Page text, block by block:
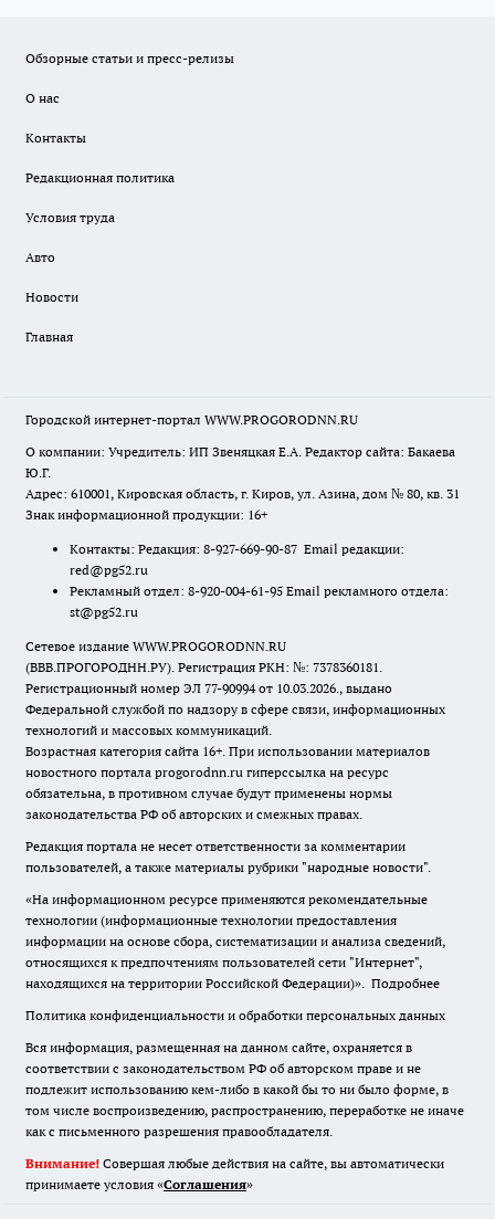
Обзорные статьи и пресс-релизы
О нас
Контакты
Редакционная политика
Условия труда
Авто
Новости
Главная
Городской интернет-портал WWW.PROGORODNN.RU
О компании: Учредитель: ИП Звеняцкая Е.А. Редактор сайта: Бакаева
Ю.Г.
Адрес: 610001, Кировская область, г. Киров, ул. Азина, дом № 80, кв. 31
Знак информационной продукции: 16+
Контакты: Редакция: 8-927-669-90-87 Email редакции:
red@pg52.ru
Рекламный отдел: 8-920-004-61-95 Email рекламного отдела:
st@pg52.ru
Сетевое издание WWW.PROGORODNN.RU
(ВВВ.ПРОГОРОДНН.РУ). Регистрация РКН: №: 7378360181.
Регистрационный номер ЭЛ 77-90994 от 10.03.2026., выдано
Федеральной службой по надзору в сфере связи, информационных
технологий и массовых коммуникаций.
Возрастная категория сайта 16+. При использовании материалов
новостного портала progorodnn.ru гиперссылка на ресурс
обязательна, в противном случае будут применены нормы
законодательства РФ об авторских и смежных правах.
Редакция портала не несет ответственности за комментарии
пользователей, а также материалы рубрики "народные новости".
«На информационном ресурсе применяются рекомендательные
технологии (информационные технологии предоставления
информации на основе сбора, систематизации и анализа сведений,
относящихся к предпочтениям пользователей сети "Интернет",
находящихся на территории Российской Федерации)». Подробнее
Политика конфиденциальности и обработки персональных данных
Вся информация, размещенная на данном сайте, охраняется в
соответствии с законодательством РФ об авторском праве и не
подлежит использованию кем-либо в какой бы то ни было форме, в
том числе воспроизведению, распространению, переработке не иначе
как с письменного разрешения правообладателя.
Внимание! Совершая любые действия на сайте, вы автоматически
принимаете условия «Cоглашения»